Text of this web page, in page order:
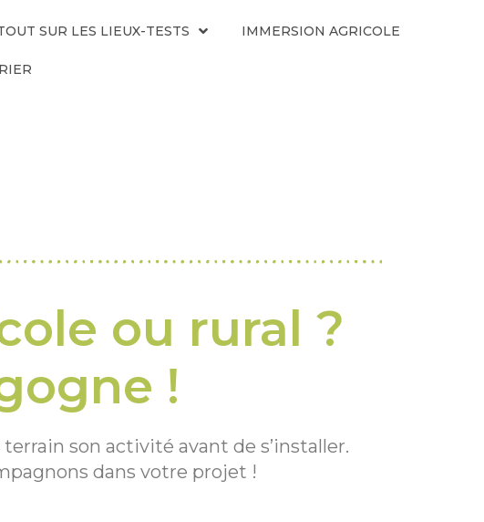
SUR LES LIEUX-TESTS IMMERSION AGRICOLE
ou rural ?
!
son activité avant de s’installer.
dans votre projet !